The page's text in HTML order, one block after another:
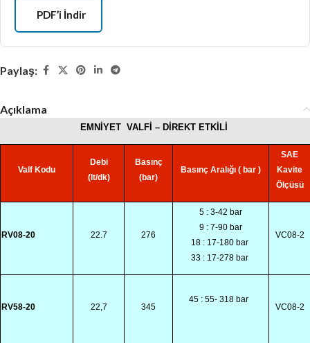
PDF’i İndir
Paylaş:
Açıklama
EMNİYET VALFİ – DİREKT ETKİLİ
Valf Kodu
Debi
(lt/dk)
Basınç
(bar)
Basınç Aralığı ( bar )
SAE
Kavite
Ölçüsü
RV08-20 22.7 276
5 : 3-42 bar
9 : 7-90 bar
18 : 17-180 bar
33 : 17-278 bar
VC08-2
RV58-20 22,7 345
45 : 55- 318 bar
VC08-2